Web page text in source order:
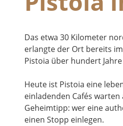
Das etwa 30 Kilometer
erlangte der Ort bereits
Pistoia über hundert
Heute ist Pistoia eine
einladenden Cafés
Geheimtipp: wer eine
einen Stopp einlegen.